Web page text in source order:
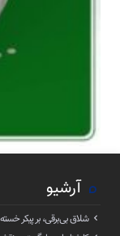
آرشیو
شلاق‌ بی‌برقی، بر پیکر